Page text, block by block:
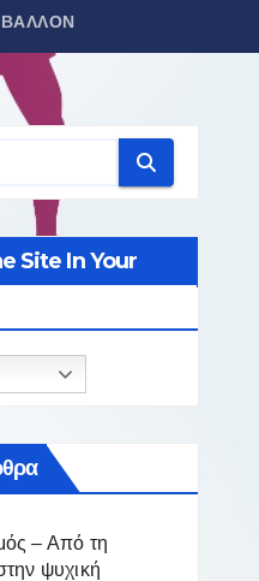
Site In Your
– Από τη
ψυχική